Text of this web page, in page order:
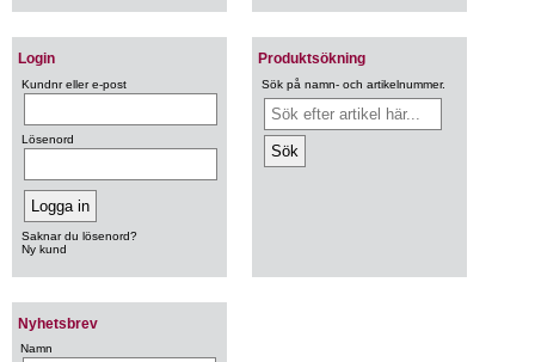
Login
Kundnr eller e-post
Lösenord
Saknar du lösenord?
Ny kund
Produktsökning
Sök på namn- och artikelnummer.
Nyhetsbrev
Namn